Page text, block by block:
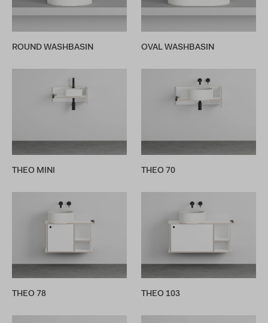
ROUND WASHBASIN OVAL WASHBASIN
THEO MINI THEO 70
THEO 78 THEO 103